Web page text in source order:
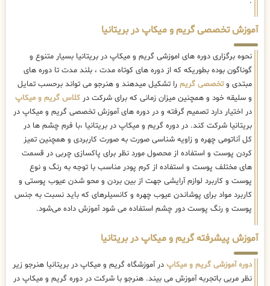
آموزش تخصصی گریم و میکاپ در بریتانیا
نحوه برگزاری دوره های اموزشی گریم و میکاپ در بریتانیا بسیار متنوع و
گوناگون بوده بطوریکه که از دوره های کوتاه مدت ، بلند مدت تا دوره های
مبتدی وتخصصی گریم را تشکیل میدهند و هنرجو می تواند برحسب تمایل
و سلیقه خود و همچنین میزان زمانی که برای شرکت در کلاس گریم و میکاپ
در اختیار دارد تصمیم گرفته و در دوره های آموزش تخصصی گریم و میکاپ در
بریتانیا شرکت کند. در دوره گریم و میکاپ در بریتانیا ،با فرم چشم ها در
کل آناتومی چهره و زاویه شناسی صورت به صورت کاربردی و همچنین تمیز
کردن پوست و استفاده از محصول مورد نظر برای پاکسازی چربی در قسمت
های مختلف پوست و استفاده از کرم پودر مناسب با توجه به رنگ و نوع
پوست و کاربرد لوازم آرایشی جهت از بین بردن و محو شدن عیوب پوستی و
کاربرد مواد برای پوشاندن عیوب چهره و کانسیلرهای که باید نسبت به جنس
پوست و رنگ پوست دور چشم استفاده می شود آموزش داده می‌شود.
آموزش پیشرفته گریم و میکاپ در بریتانیا
دوره آموزشی گریم و میکاپ در آموزشگاه گریم و میکاپ در بریتانیا هنرجو زیر
نظر مربی باتجربه آموزش می بیند. هنرجو با شرکت در دوره گریم و میکاپ در